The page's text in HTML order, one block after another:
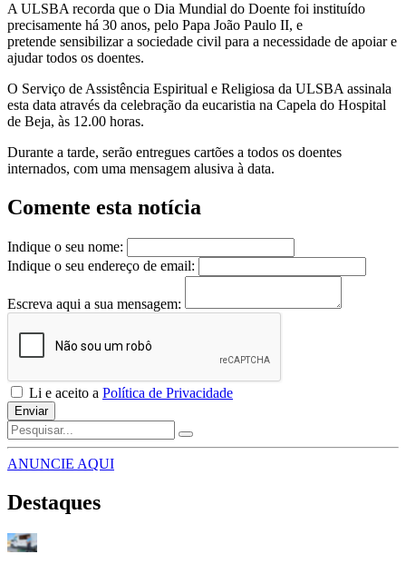
A ULSBA recorda que o Dia Mundial do Doente foi instituído
precisamente há 30 anos, pelo Papa João Paulo II, e
pretende sensibilizar a sociedade civil para a necessidade de apoiar e
ajudar todos os doentes.
O Serviço de Assistência Espiritual e Religiosa da ULSBA assinala
esta data através da celebração da eucaristia na Capela do Hospital
de Beja, às 12.00 horas.
Durante a tarde, serão entregues cartões a todos os doentes
internados, com uma mensagem alusiva à data.
Comente esta notícia
Indique o seu nome:
Indique o seu endereço de email:
Escreva aqui a sua mensagem:
Li e aceito a Política de Privacidade
Enviar
ANUNCIE AQUI
Destaques